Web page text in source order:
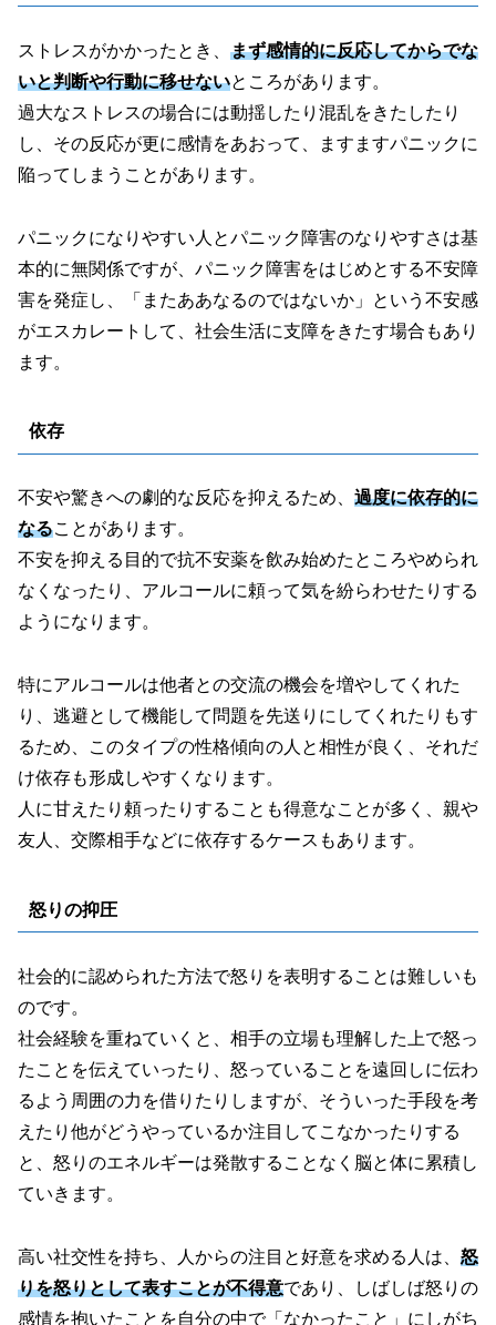
ストレスがかかったとき、 まず感情的に反応してからでな
いと判断や行動に移せないところがあります。
過大なストレスの場合には動揺したり混乱をきたしたり
し、その反応が更に感情をあおって、ますますパニックに
陥ってしまうことがあります。
パニックになりやすい人とパニック障害のなりやすさは基
本的に無関係ですが、パニック障害をはじめとする不安障
害を発症し、「またああなるのではないか」という不安感
がエスカレートして、社会生活に支障をきたす場合もあり
ます。
依存
不安や驚きへの劇的な反応を抑えるため、 過度に依存的に
なることがあります。
不安を抑える目的で抗不安薬を飲み始めたところやめられ
なくなったり、アルコールに頼って気を紛らわせたりする
ようになります。
特にアルコールは他者との交流の機会を増やしてくれた
り、逃避として機能して問題を先送りにしてくれたりもす
るため、このタイプの性格傾向の人と相性が良く、それだ
け依存も形成しやすくなります。
人に甘えたり頼ったりすることも得意なことが多く、親や
友人、交際相手などに依存するケースもあります。
怒りの抑圧
社会的に認められた方法で怒りを表明することは難しいも
のです。
社会経験を重ねていくと、相手の立場も理解した上で怒っ
たことを伝えていったり、怒っていることを遠回しに伝わ
るよう周囲の力を借りたりしますが、そういった手段を考
えたり他がどうやっているか注目してこなかったりする
と、怒りのエネルギーは発散することなく脳と体に累積し
ていきます。
高い社交性を持ち、人からの注目と好意を求める人は、 怒
りを怒りとして表すことが不得意であり、しばしば怒りの
感情を抱いたことを自分の中で「なかったこと」にしがち